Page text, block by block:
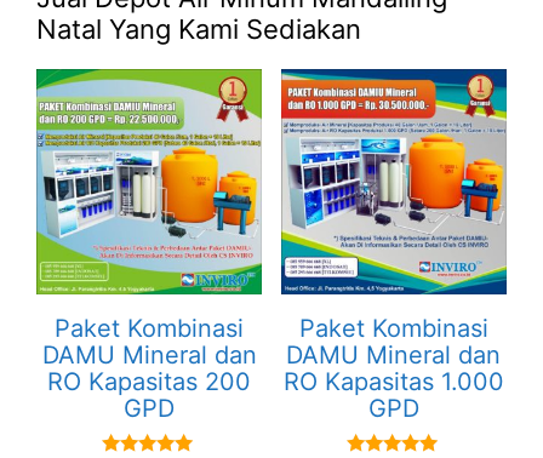
Natal Yang Kami Sediakan
Paket Kombinasi
DAMU Mineral dan
RO Kapasitas 200
GPD
Paket Kombinasi
DAMU Mineral dan
RO Kapasitas 1.000
GPD